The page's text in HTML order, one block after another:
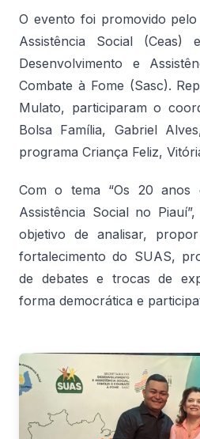
O evento foi promovido pelo
Assistência Social (Ceas)
Desenvolvimento e
Combate à Fome (Sasc).
Mulato, participaram o
Bolsa Família, Gabriel
programa Criança Feliz,
Com o tema “Os 20 anos
Assistência Social no
objetivo de analisar,
fortalecimento do SUAS,
de debates e trocas de
forma democrática e